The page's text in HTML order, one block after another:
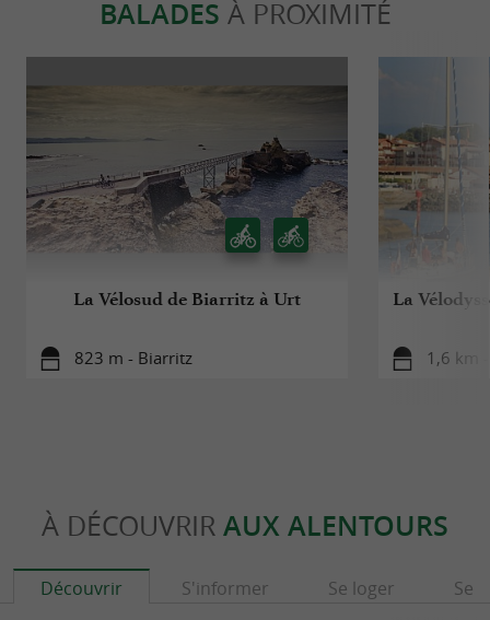
BALADES À PROXIMITÉ
La Vélosud de Biarritz à Urt
823 m - Biarritz
La
1,6 km
À DÉCOUVRIR AUX ALENTOURS
Découvrir S'informer Se loger Se